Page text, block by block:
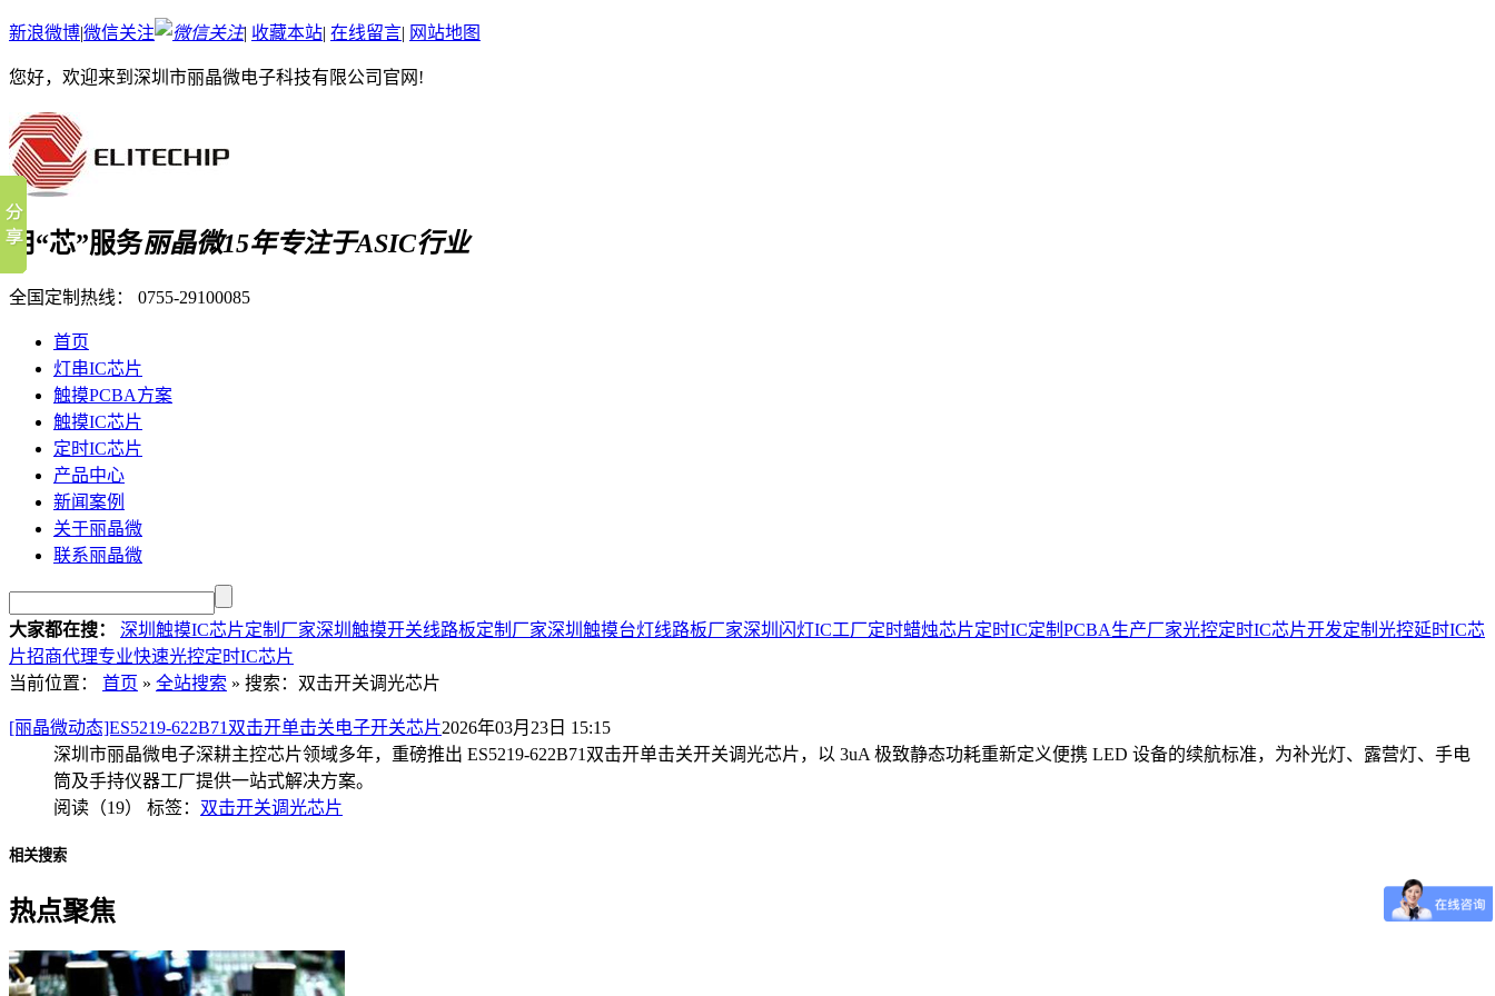
新浪微博|微信关注 | 收藏本站| 在线留言| 网站地图
您好，欢迎来到深圳市丽晶微电子科技有限公司官网!
用“芯”服务丽晶微15年专注于ASIC行业
全国定制热线： 0755-29100085
首页
灯串IC芯片
触摸PCBA方案
触摸IC芯片
定时IC芯片
产品中心
新闻案例
关于丽晶微
联系丽晶微
大家都在搜： 深圳触摸IC芯片定制厂家深圳触摸开关线路板定制厂家深圳触摸台灯线路板厂家深圳闪灯IC工厂定时蜡烛芯片定时IC定制 PCBA生产厂家光控定时IC芯片开发定制 光控延时IC芯
片招商代理专业快速光控定时IC芯片
当前位置：
首页 » 全站搜索 » 搜索：双击开关调光芯片
[丽晶微动态]ES5219-622B71双击开单击关电子开关芯片2026年03月23日 15:15
深圳市丽晶微电子深耕主控芯片领域多年，重磅推出 ES5219-622B71双击开单击关开关调光芯片，以 3uA 极致静态功耗重新定义便携 LED 设备的续航标准，为补光灯、露营灯、手电
筒及手持仪器工厂提供一站式解决方案。
阅读（19） 标签： 双击开关调光芯片
相关搜索
热点聚焦